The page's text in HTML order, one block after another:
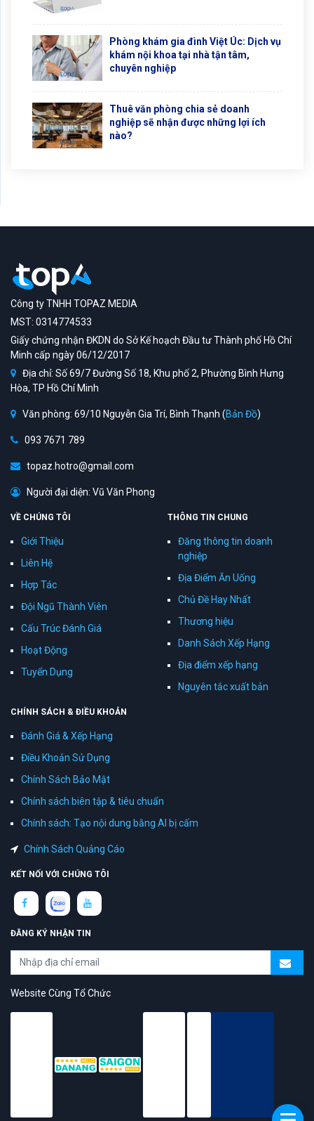
Phòng khám gia đình Việt Úc: Dịch vụ
khám nội khoa tại nhà tận tâm,
chuyên nghiệp
Thuê văn phòng chia sẻ doanh
nghiệp sẽ nhận được những lợi ích
nào?
Công ty TNHH TOPAZ MEDIA
MST: 0314774533
Giấy chứng nhận ĐKDN do Sở Kế hoạch Đầu tư Thành phố Hồ Chí
Minh cấp ngày 06/12/2017
Địa chỉ: Số 69/7 Đường Số 18, Khu phố 2, Phường Bình Hưng
Hòa, TP Hồ Chí Minh
Văn phòng: 69/10 Nguyễn Gia Trí, Bình Thạnh (Bản Đồ)
093 7671 789
topaz.hotro@gmail.com
Người đại diện: Vũ Văn Phong
VỀ CHÚNG TÔI
Giới Thiệu
Liên Hệ
Hợp Tác
Đội Ngũ Thành Viên
Cấu Trúc Đánh Giá
Hoạt Động
Tuyển Dụng
THÔNG TIN CHUNG
Đăng thông tin doanh
nghiệp
Địa Điểm Ăn Uống
Chủ Đề Hay Nhất
Thương hiệu
Danh Sách Xếp Hạng
Địa điểm xếp hạng
Nguyên tắc xuất bản
CHÍNH SÁCH & ĐIỀU KHOẢN
Đánh Giá & Xếp Hạng
Điều Khoản Sử Dụng
Chính Sách Bảo Mật
Chính sách biên tập & tiêu chuẩn
Chính sách: Tạo nội dung bằng AI bị cấm
Chính Sách Quảng Cáo
KẾT NỐI VỚI CHÚNG TÔI
ĐĂNG KÝ NHẬN TIN
Website Cùng Tổ Chức
trải nghiệm tốt & chất lượng